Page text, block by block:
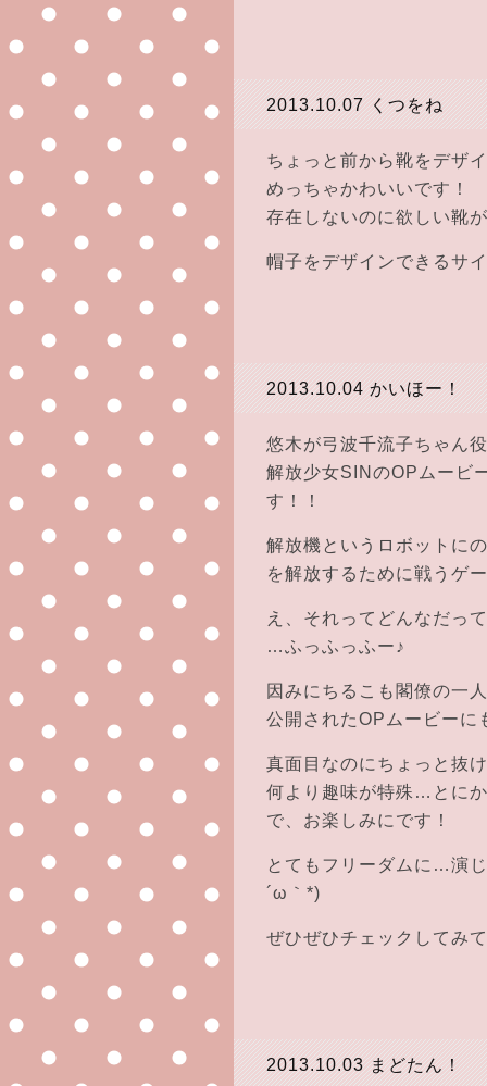
2013.10.07 くつをね
ちょっと前から靴をデザ
めっちゃかわいいです！
存在しないのに欲しい靴
帽子をデザインできるサ
2013.10.04 かいほー！
悠木が弓波千流子ちゃん
解放少女SINのOPムービ
す！！
解放機というロボットに
を解放するために戦うゲ
え、それってどんなだっ
…ふっふっふー♪
因みにちるこも閣僚の一
公開されたOPムービーに
真面目なのにちょっと抜
何より趣味が特殊…とに
で、お楽しみにです！
とてもフリーダムに…演
´ω｀*)
ぜひぜひチェックしてみ
2013.10.03 まどたん！